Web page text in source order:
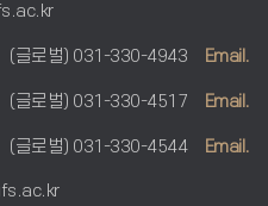
(글로벌) 031-330-4943 Email.
(글로벌) 031-330-4517 Email.
(글로벌) 031-330-4544 Email.